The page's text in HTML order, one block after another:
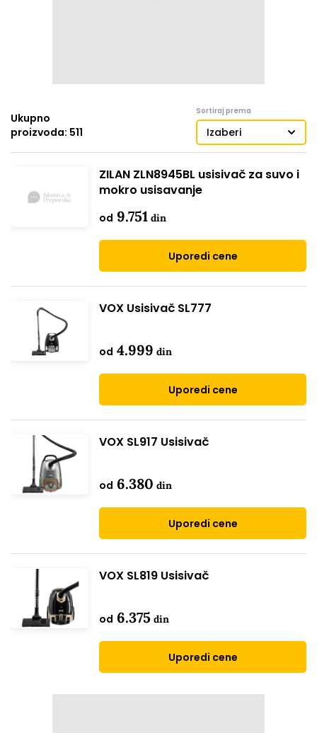
Ukupno
proizvoda: 511
Sortiraj prema
Izaberi
ZILAN ZLN8945BL usisivač za suvo i
mokro usisavanje
od 9.751 din
Uporedi cene
VOX Usisivač SL777
od 4.999 din
Uporedi cene
VOX SL917 Usisivač
od 6.380 din
Uporedi cene
VOX SL819 Usisivač
od 6.375 din
Uporedi cene